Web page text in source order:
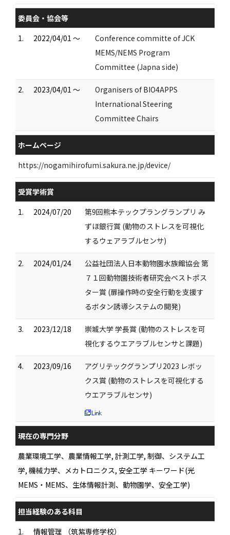
委員会・協会等
1.
2022/04/01 ～
Conference committe of JCK
MEMS/NEMS Program
Committee​ (Japna side)
2. 2023/04/01 ～
Organisers of BIO4APPS
International Steering
Committee Chairs
ホームページ
https://nogamihirofumi.sakura.ne.jp/device/
受賞学術賞
1.
2024/07/20
第9回熊本テックプラングランプリ み
ずほ銀行賞 (動物のストレスを可視化
するウェアラブルセンサ)
2. 2024/01/24
公益社団法人日本動物園水族館協会 第
７１回動物園技術者研究会ベストポス
ター賞 (扉操作時の安全行動を支援す
るボタン誘導システムの開発)
3. 2023/12/18
崇城大学 学長賞 (動物のストレスを可
視化するウエアラブルセンサと課題)
4. 2023/09/16
アグリテックグランプリ2023 レボッ
クス賞 (動物のストレスを可視化する
ウエアラブルセンサ)
現在の専門分野
農業環境工学、農業情報工学, 計測工学, 制御、システム工
学, 機械力学、メカトロニクス, 安全工学 キーワード(光
MEMS・MEMS、生体情報計測、動物園学、安全工学)
担当経験のある科目
1.
情報管理 （筑紫専修学校）